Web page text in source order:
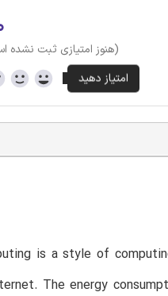
(هنوز امتیازی ثبت نشده
is a style of
The energy